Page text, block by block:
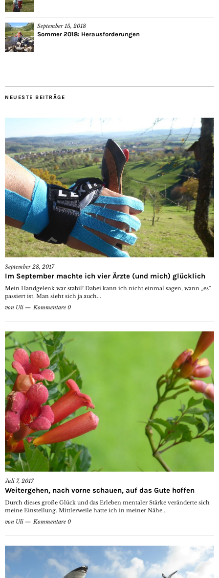
September 15, 2018
Sommer 2018: Herausforderungen
NEUESTE BEITRÄGE
September 28, 2017
Im September machte ich vier Ärzte (und mich) glücklich
Mein Handgelenk war stabil! Dabei kann ich nicht einmal sagen, wann „es“
passiert ist. Man sieht sich ja auch...
von Uli Kommentare 0
Juli 7, 2017
Weitergehen, nach vorne schauen, auf das Gute hoffen
Durch dieses große Glück und das Erleben mentaler Stärke veränderte sich
meine Einstellung. Mittlerweile hatte ich in meiner Nähe...
von Uli Kommentare 0